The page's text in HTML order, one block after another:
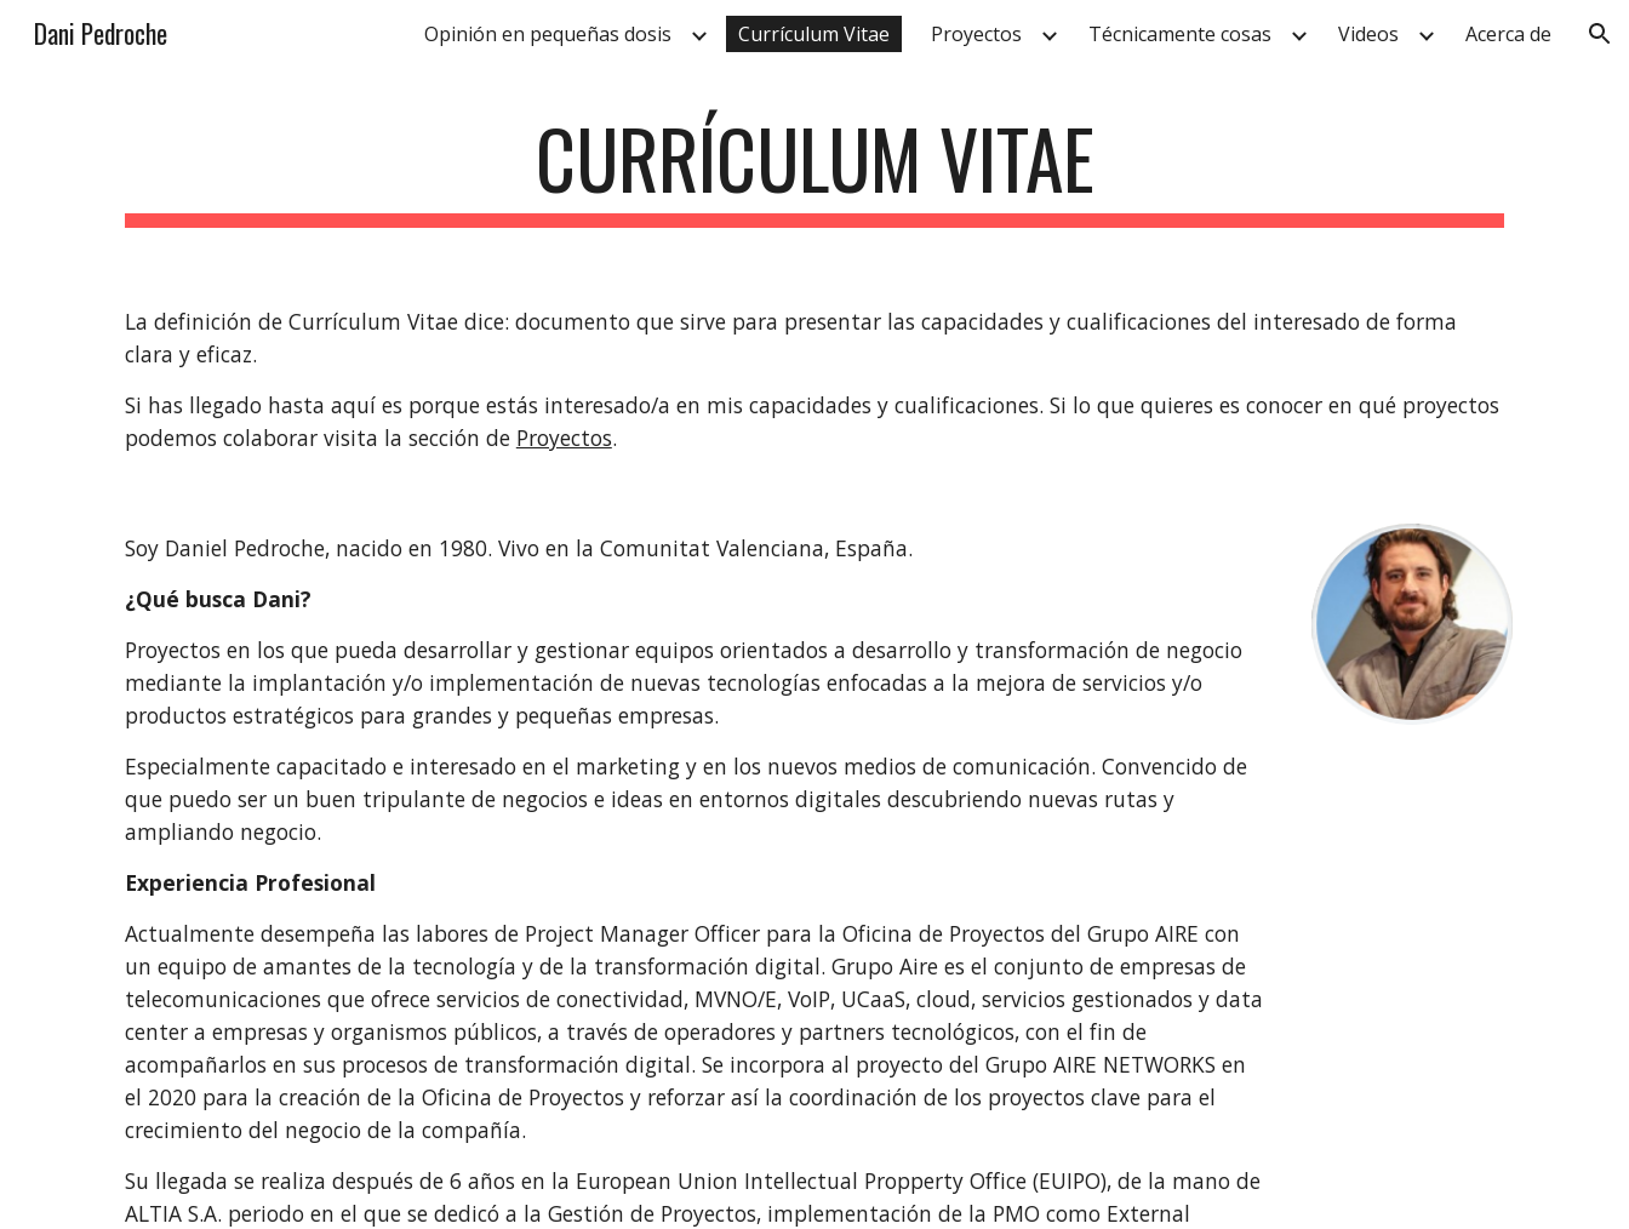
Skip to main content Skip to navigation
Dani Pedroche Opinión en pequeñas dosis Currículum Vitae Proyectos Técnicamente cosas Videos Acerca de
CURRÍCULUM VITAE
La definición de Currículum Vitae dice: documento que sirve para presentar las capacidades y cualificaciones del interesado de forma
clara y eficaz.
Si has llegado hasta aquí es porque estás interesado/a en mis capacidades y cualificaciones. Si lo que quieres es conocer en qué proyectos
podemos colaborar visita la sección de Proyectos.
Soy Daniel Pedroche, nacido en 1980. Vivo en la Comunitat Valenciana, España.
¿Qué busca Dani?
Proyectos en los que pueda desarrollar y gestionar equipos orientados a desarrollo y transformación de negocio
mediante la implantación y/o implementación de nuevas tecnologías enfocadas a la mejora de servicios y/o
productos estratégicos para grandes y pequeñas empresas.
Especialmente capacitado e interesado en el marketing y en los nuevos medios de comunicación. Convencido de
que puedo ser un buen tripulante de negocios e ideas en entornos digitales descubriendo nuevas rutas y
ampliando negocio.
Experiencia Profesional
Actualmente desempeña las labores de Project Manager Officer para la Oficina de Proyectos del Grupo AIRE con
un equipo de amantes de la tecnología y de la transformación digital. Grupo Aire es el conjunto de empresas de
telecomunicaciones que ofrece servicios de conectividad, MVNO/E, VoIP, UCaaS, cloud, servicios gestionados y data
center a empresas y organismos públicos, a través de operadores y partners tecnológicos, con el fin de
acompañarlos en sus procesos de transformación digital. Se incorpora al proyecto del Grupo AIRE NETWORKS en
el 2020 para la creación de la Oficina de Proyectos y reforzar así la coordinación de los proyectos clave para el
crecimiento del negocio de la compañía.
Su llegada se realiza después de 6 años en la European Union Intellectual Propperty Office (EUIPO), de la mano de
ALTIA S.A. periodo en el que se dedicó a la Gestión de Proyectos, implementación de la PMO como External